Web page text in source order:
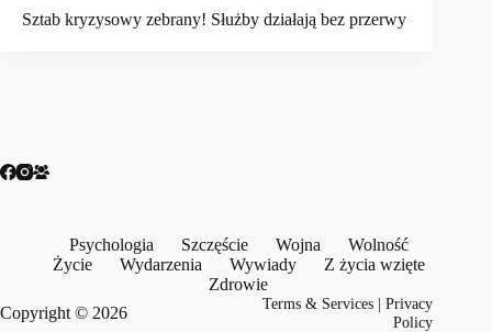
Sztab kryzysowy zebrany! Służby działają bez przerwy
Psychologia Szczęście Wojna
Wolność
Życie
Wydarzenia Wywiady
Z życia wzięte
Zdrowie
Copyright © 2026
Terms & Services |Privacy
Policy